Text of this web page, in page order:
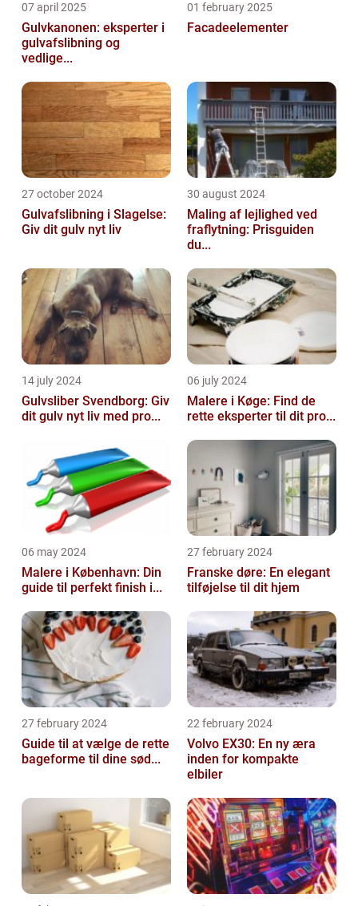
07 april 2025
Gulvkanonen: eksperter i
gulvafslibning og
vedlige...
01 february 2025
Facadeelementer
27 october 2024
Gulvafslibning i Slagelse:
Giv dit gulv nyt liv
30 august 2024
Maling af lejlighed ved
fraflytning: Prisguiden
du...
14 july 2024
Gulvsliber Svendborg: Giv
dit gulv nyt liv med pro...
06 july 2024
Malere i Køge: Find de
rette eksperter til dit pro...
06 may 2024
Malere i København: Din
guide til perfekt finish i...
27 february 2024
Franske døre: En elegant
tilføjelse til dit hjem
27 february 2024
Guide til at vælge de rette
bageforme til dine sød...
22 february 2024
Volvo EX30: En ny æra
inden for kompakte
elbiler